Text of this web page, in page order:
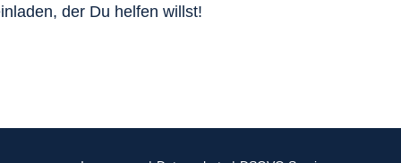
der Du helfen willst!